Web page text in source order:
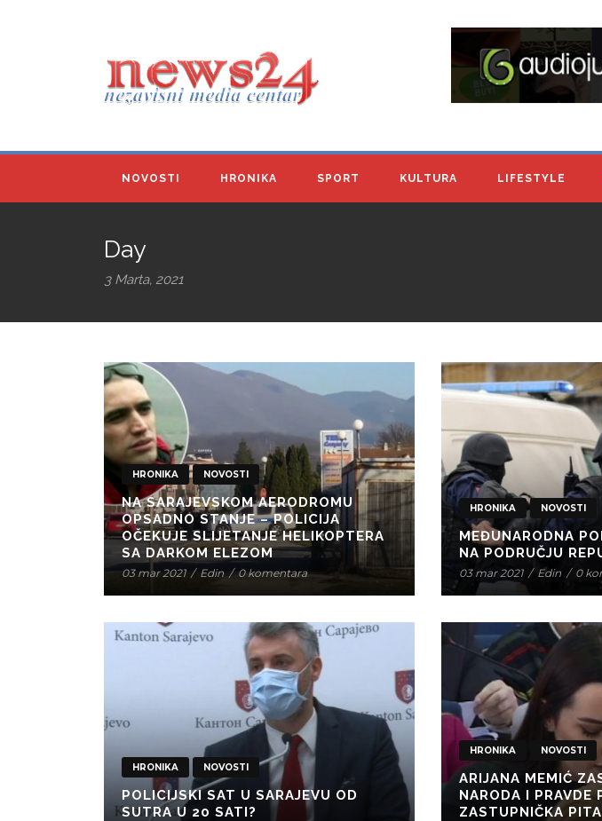
NOVOSTI HRONIKA SPORT KULTURA LIFESTYLE
Day
3 Marta, 2021
HRONIKA NOVOSTI
NA SARAJEVSKOM AERODROMU
OPSADNO STANJE – POLICIJA
OČEKUJE SLIJETANJE HELIKOPTERA
SA DARKOM ELEZOM
03 mar 2021 / Edin / 0 komentara
HRONIKA NOVOSTI
MEĐUNARODNA
NA PODRUČJU
03 mar 2021 / Edin / 0
HRONIKA NOVOSTI
POLICIJSKI SAT U SARAJEVU OD
SUTRA U 20 SATI?
HRONIKA NOVOSTI
ARIJANA MEMIĆ
NARODA I PRAVDE
ZASTUPNIČKA